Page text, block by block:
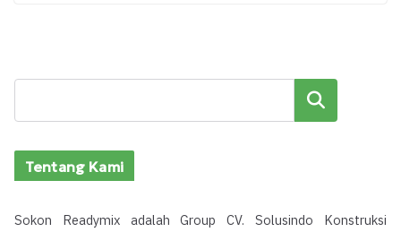
Cari
Tentang Kami
Sokon Readymix adalah Group CV. Solusindo Konstruksi